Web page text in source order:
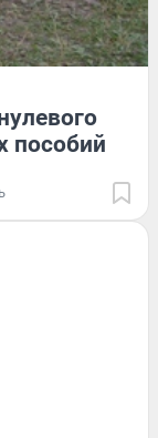
пособий